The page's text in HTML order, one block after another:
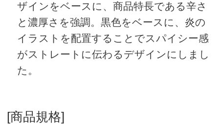
ザインをベースに、商品特長である辛さ
と濃厚さを強調。黒色をベースに、炎の
イラストを配置することでスパイシー感
がストレートに伝わるデザインにしまし
た。
[商品規格]